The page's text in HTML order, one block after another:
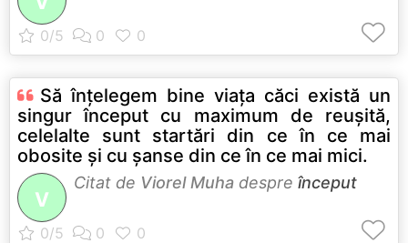
Să înţelegem bine viaţa căci există un
singur început cu maximum de reuşită,
celelalte sunt startări din ce în ce mai
obosite şi cu şanse din ce în ce mai mici.
V
Citat de Viorel Muha despre început